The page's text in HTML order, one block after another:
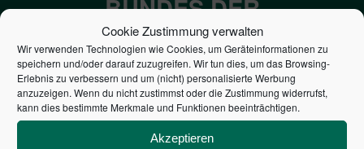
Cookie Zustimmung verwalten
Wir verwenden Technologien wie Cookies, um Geräteinformationen zu
speichern und/oder darauf zuzugreifen. Wir tun dies, um das Browsing-
Erlebnis zu verbessern und um (nicht) personalisierte Werbung
anzuzeigen. Wenn du nicht zustimmst oder die Zustimmung widerrufst,
kann dies bestimmte Merkmale und Funktionen beeinträchtigen.
Akzeptieren
BUNDES DER
STEUERZAHLER
7,052€
NEUVERSCHULDUNG
PRO SEKUNDE